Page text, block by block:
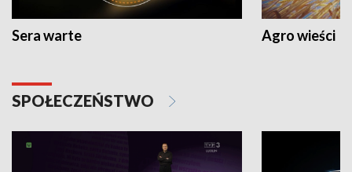
Sera warte Agro wieści
SPOŁECZEŃSTWO